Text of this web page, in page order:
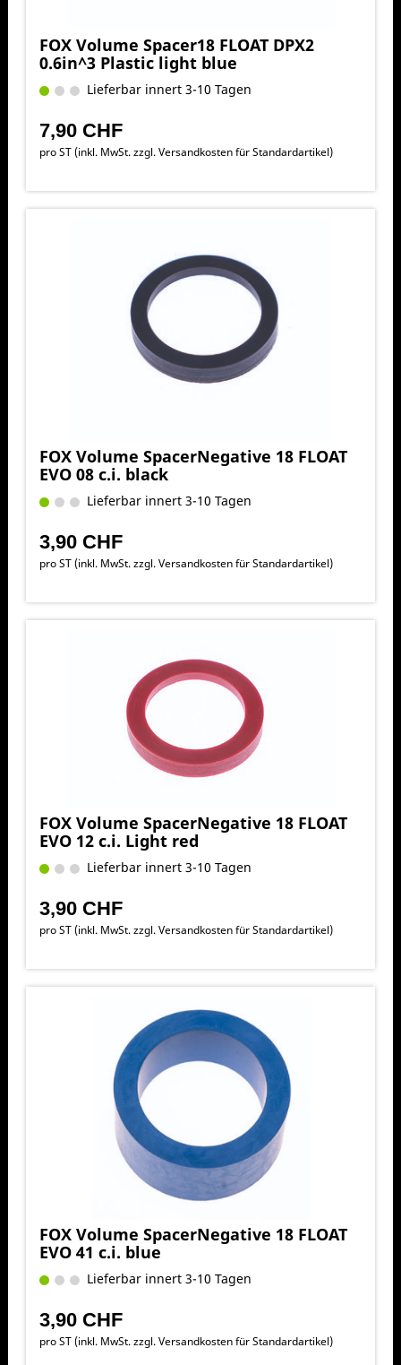
FOX Volume Spacer18 FLOAT DPX2
0.6in^3 Plastic light blue
Lieferbar innert 3-10 Tagen
7,90 CHF
pro ST (inkl. MwSt. zzgl.Versandkosten für Standardartikel)
FOX Volume SpacerNegative 18 FLOAT
EVO 08 c.i. black
Lieferbar innert 3-10 Tagen
3,90 CHF
pro ST (inkl. MwSt. zzgl.Versandkosten für Standardartikel)
FOX Volume SpacerNegative 18 FLOAT
EVO 12 c.i. Light red
Lieferbar innert 3-10 Tagen
3,90 CHF
pro ST (inkl. MwSt. zzgl.Versandkosten für Standardartikel)
FOX Volume SpacerNegative 18 FLOAT
EVO 41 c.i. blue
Lieferbar innert 3-10 Tagen
3,90 CHF
pro ST (inkl. MwSt. zzgl.Versandkosten für Standardartikel)